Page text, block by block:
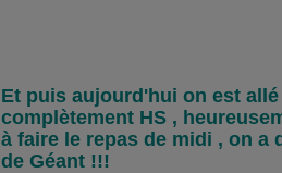
Et puis aujourd'hui on est
complètement HS ,
à faire le repas de midi , on a
de Géant !!!